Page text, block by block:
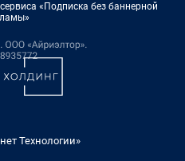
«Подписка без баннерной
Технологии»